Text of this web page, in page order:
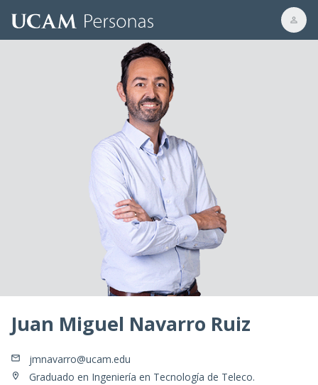
Juan Miguel Navarro Ruiz
jmnavarro@ucam.edu
Graduado en Ingeniería en Tecnología de Teleco.